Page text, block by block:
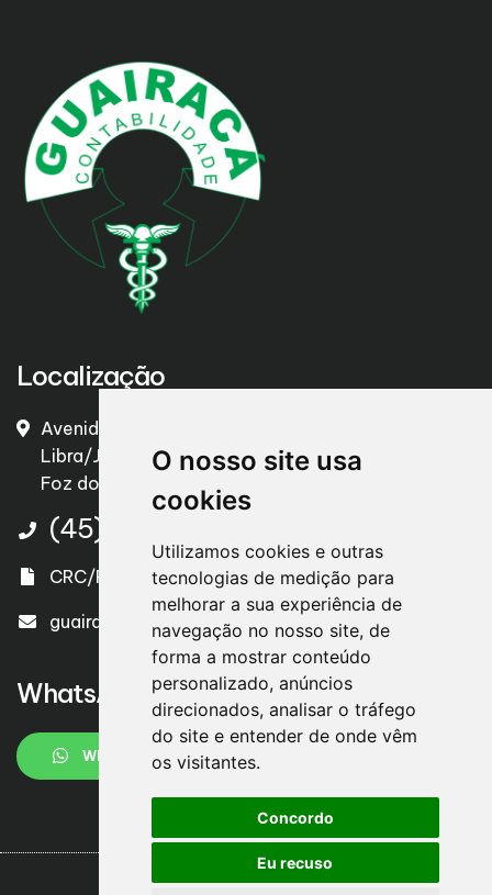
O nosso site usa
cookies
Utilizamos cookies e outras
tecnologias de medição para
melhorar a sua experiência de
navegação no nosso site, de
forma a mostrar conteúdo
personalizado, anúncios
direcionados, analisar o tráfego
do site e entender de onde vêm
os visitantes.
Concordo
Eu recuso
Localização
Avenida Pôr do Sol Jardim São Paulo II/ Conjunto
Libra/Jardim Alice I, nº 826 – Panorama
Foz do Iguaçu/PR – CEP. 85856-430
(45) 3525-2448
CRC/PR 004577/O-4
guairacacontabilidade@gmail.com
WhatsApp
WHATSAPP